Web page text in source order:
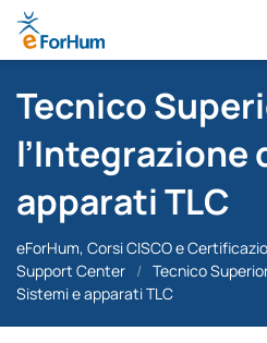
Tecnico
l’Integrazione
apparati TLC
eForHum, Corsi CISCO e
Support Center / Tecnico
Sistemi e apparati TLC